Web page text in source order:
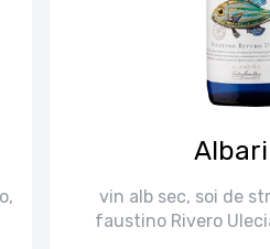
vin alb sec, soi de
faustino Rivero